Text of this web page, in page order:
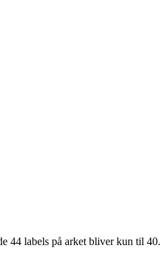
44 labels på arket bliver kun til 40.